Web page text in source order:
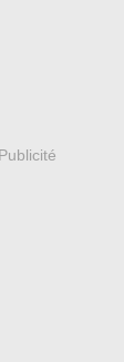
Publicité